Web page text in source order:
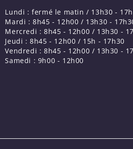
Lundi : fermé le matin / 13h30 -
Mardi : 8h45 - 12h00 / 13h30 -
Mercredi : 8h45 - 12h00 / 13h30 -
Jeudi : 8h45 - 12h00 / 15h - 17h30
Vendredi : 8h45 - 12h00 / 13h30 -
Samedi : 9h00 - 12h00